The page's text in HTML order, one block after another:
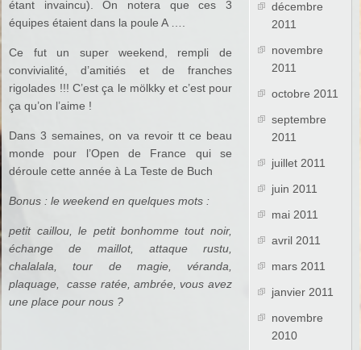
étant invaincu). On notera que ces 3
équipes étaient dans la poule A ….
Ce fut un super weekend, rempli de
convivialité, d’amitiés et de franches
rigolades !!! C’est ça le mölkky et c’est pour
ça qu’on l’aime !
Dans 3 semaines, on va revoir tt ce beau
monde pour l’Open de France qui se
déroule cette année à La Teste de Buch
Bonus : le weekend en quelques mots :
petit caillou, le petit bonhomme tout noir,
échange de maillot, attaque rustu,
chalalala, tour de magie, véranda,
plaquage, casse ratée, ambrée, vous avez
une place pour nous ?
décembre
2011
novembre
2011
octobre 2011
septembre
2011
juillet 2011
juin 2011
mai 2011
avril 2011
mars 2011
janvier 2011
novembre
2010